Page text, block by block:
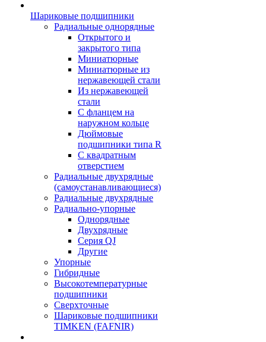
Шариковые подшипники
Радиальные однорядные
Открытого и
закрытого типа
Миниатюрные
Миниатюрные из
нержавеющей стали
Из нержавеющей
стали
С фланцем на
наружном кольце
Дюймовые
подшипники типа R
С квадратным
отверстием
Радиальные двухрядные
(самоустанавливающиеся)
Радиальные двухрядные
Радиально-упорные
Однорядные
Двухрядные
Серия QJ
Другие
Упорные
Гибридные
Высокотемпературные
подшипники
Сверхточные
Шариковые подшипники
TIMKEN (FAFNIR)